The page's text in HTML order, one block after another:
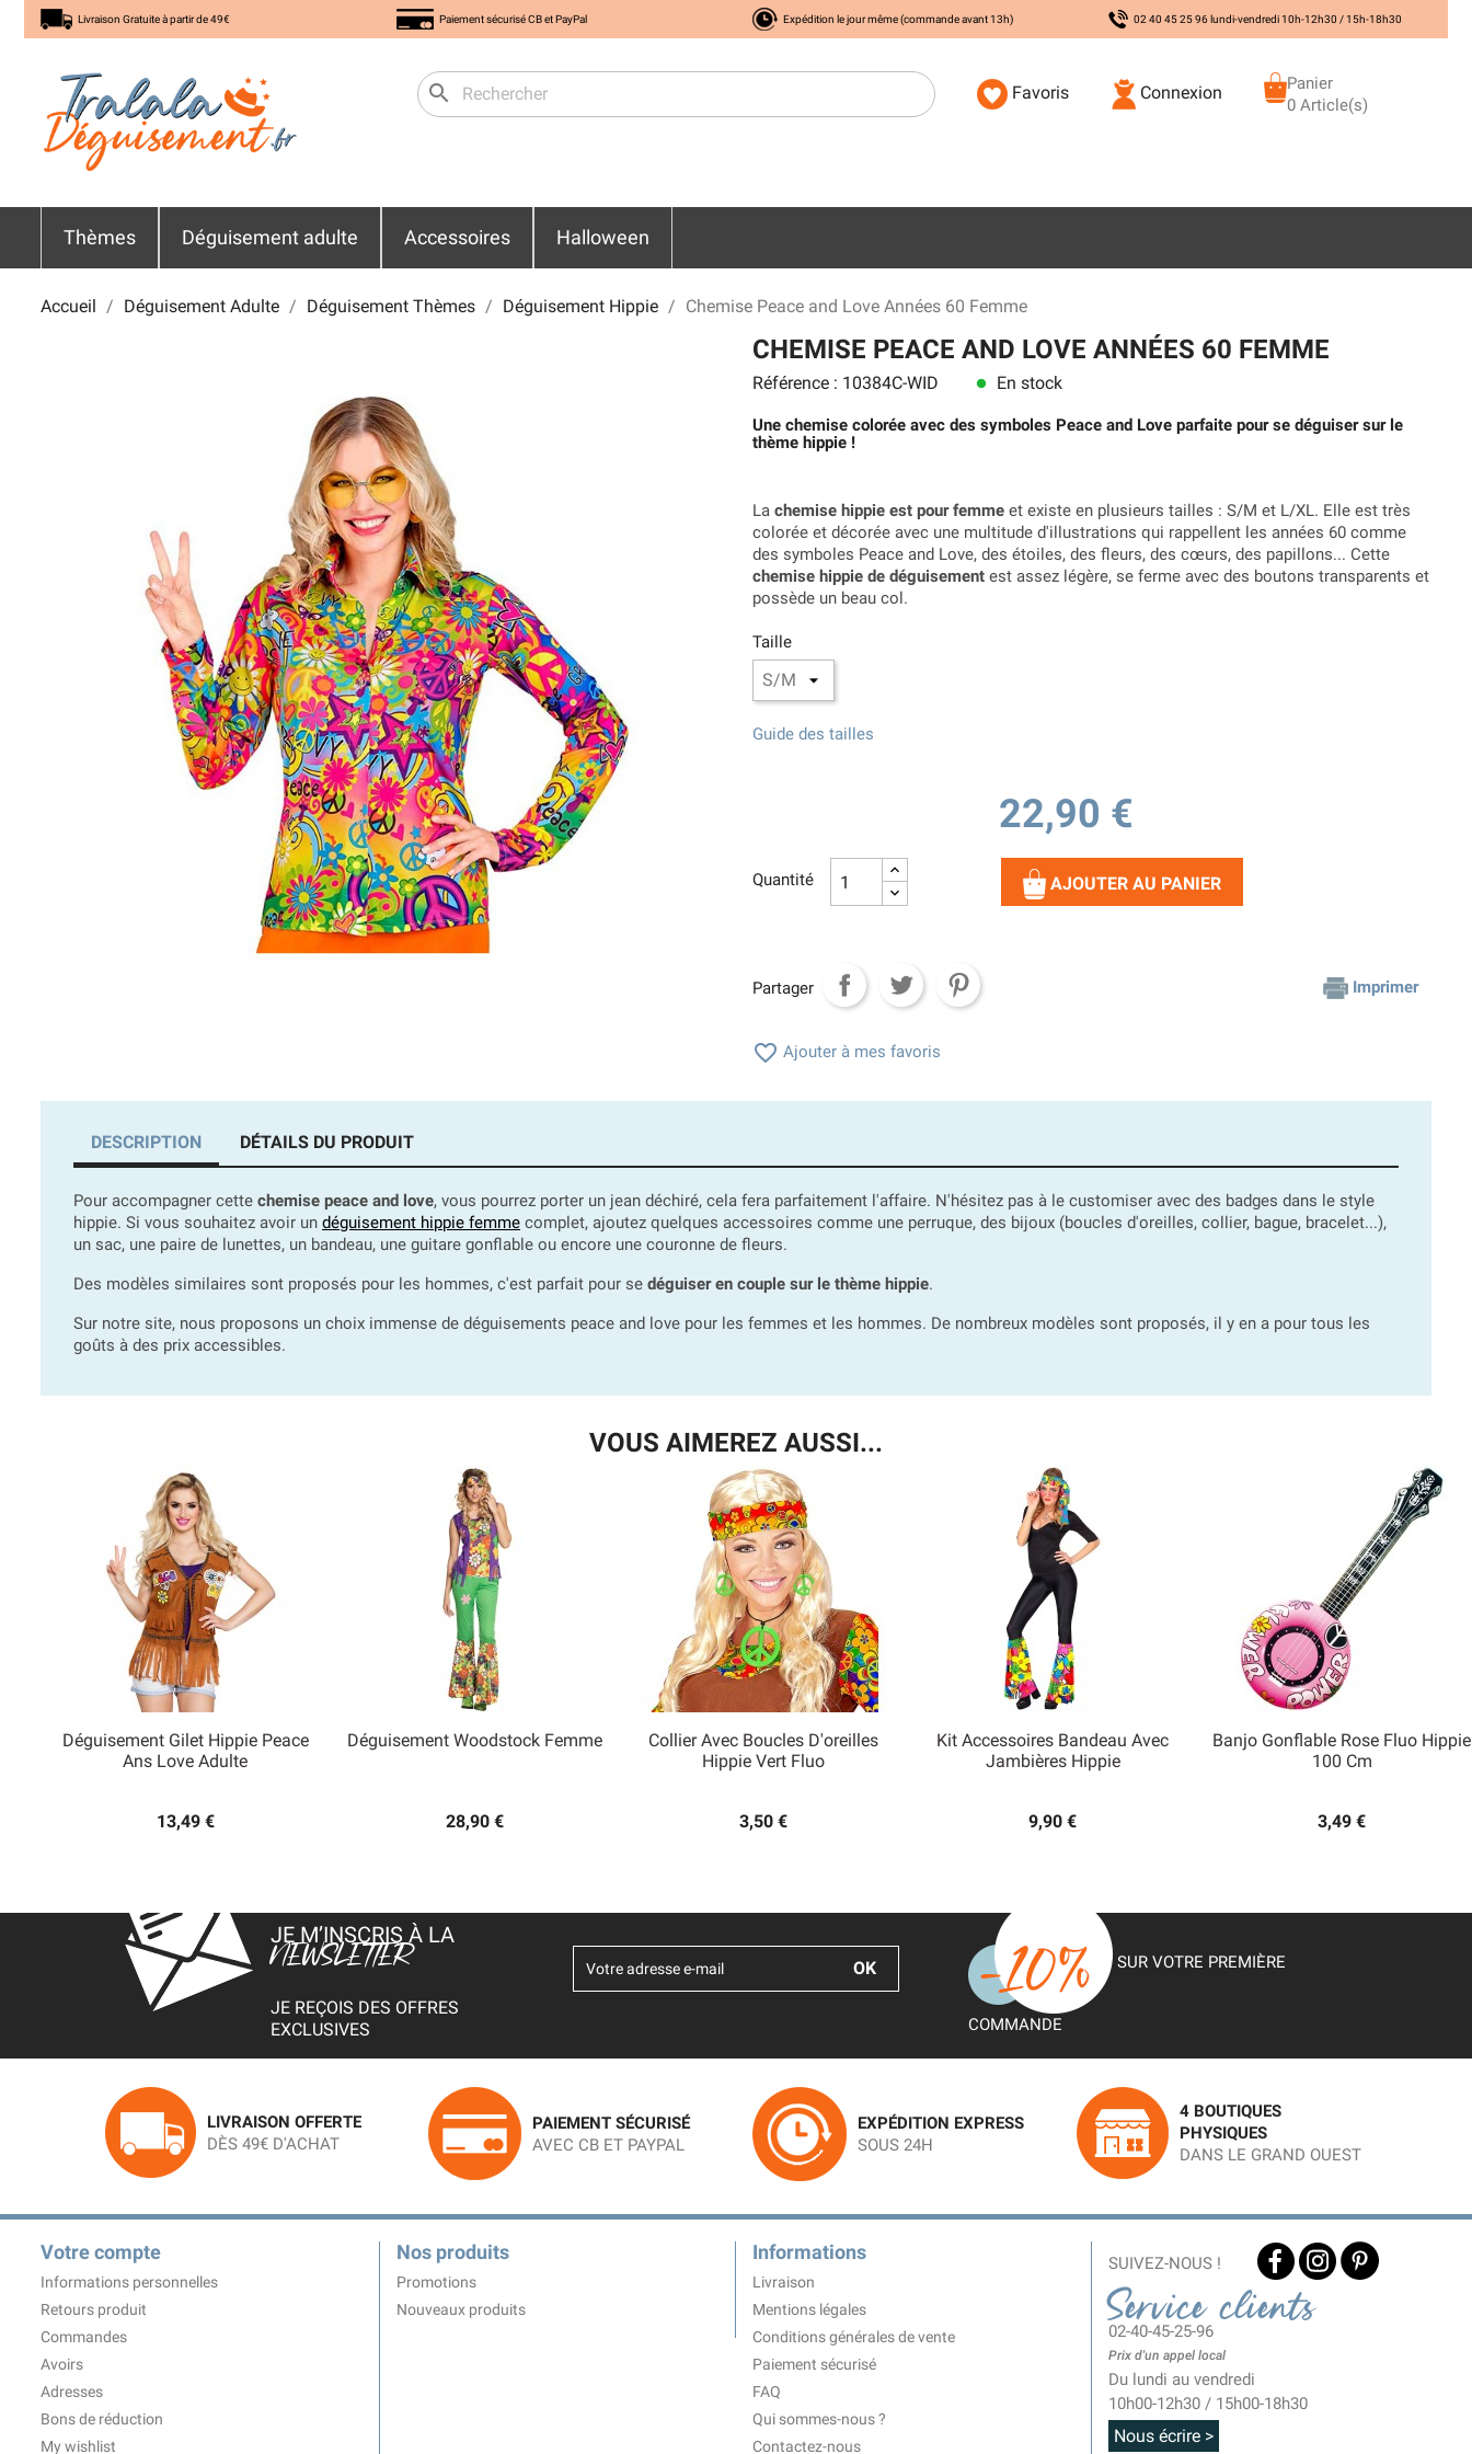
Livraison Gratuite à partir de 49€ Paiement sécurisé CB et PayPal Expédition le jour même (commande avant 13h) 02 40 45 25 96 lundi-vendredi 10h-12h30 / 15h-18h30
search Favoris Connexion
Panier
0 Article(s)
Thèmes Déguisement adulte Accessoires Halloween
Accueil Déguisement Adulte Déguisement Thèmes Déguisement Hippie Chemise Peace and Love Années 60 Femme
CHEMISE PEACE AND LOVE ANNÉES 60 FEMME
Référence : 10384C-WID lens En stock
Une chemise colorée avec des symboles Peace and Love parfaite pour se déguiser sur le
thème hippie !
La chemise hippie est pour femme et existe en plusieurs tailles : S/M et L/XL. Elle est très
colorée et décorée avec une multitude d'illustrations qui rappellent les années 60 comme
des symboles Peace and Love, des étoiles, des fleurs, des cœurs, des papillons... Cette
chemise hippie de déguisement est assez légère, se ferme avec des boutons transparents et
possède un beau col.
Taille
Guide des tailles
22,90 €
Quantité AJOUTER AU PANIER
Partager Imprimer
 Ajouter à mes favoris
DESCRIPTION DÉTAILS DU PRODUIT
Pour accompagner cette chemise peace and love, vous pourrez porter un jean déchiré, cela fera parfaitement l'affaire. N'hésitez pas à le customiser avec des badges dans le style
hippie. Si vous souhaitez avoir un déguisement hippie femme complet, ajoutez quelques accessoires comme une perruque, des bijoux (boucles d'oreilles, collier, bague, bracelet...),
un sac, une paire de lunettes, un bandeau, une guitare gonflable ou encore une couronne de fleurs.
Des modèles similaires sont proposés pour les hommes, c'est parfait pour se déguiser en couple sur le thème hippie.
Sur notre site, nous proposons un choix immense de déguisements peace and love pour les femmes et les hommes. De nombreux modèles sont proposés, il y en a pour tous les
goûts à des prix accessibles.
VOUS AIMEREZ AUSSI...
Déguisement Gilet Hippie Peace
Ans Love Adulte
13,49 €
Aperçu rapide
Déguisement Woodstock Femme
28,90 €
Collier Avec Boucles D'oreilles
Hippie Vert Fluo
3,50 €
Aperçu rapide
Kit Accessoires Bandeau Avec
Jambières Hippie
9,90 €
Aperçu rapide
Banjo Gonflable Rose Fluo Hippie
100 Cm
3,49 €
Aperçu rapide
JE M’INSCRIS À LA
NEWSLETTER
JE REÇOIS DES OFFRES
EXCLUSIVES
SUR VOTRE PREMIÈRE
COMMANDE
LIVRAISON OFFERTE
DÈS 49€ D'ACHAT
PAIEMENT SÉCURISÉ
AVEC CB ET PAYPAL
EXPÉDITION EXPRESS
SOUS 24H
4 BOUTIQUES
PHYSIQUES
DANS LE GRAND OUEST
Votre compte
Informations personnelles
Retours produit
Commandes
Avoirs
Adresses
Bons de réduction
My wishlist
Nos produits
Promotions
Nouveaux produits
Informations
Livraison
Mentions légales
Conditions générales de vente
Paiement sécurisé
FAQ
Qui sommes-nous ?
Contactez-nous
SUIVEZ-NOUS !
Service clients
02-40-45-25-96
Prix d'un appel local
Du lundi au vendredi
10h00-12h30 / 15h00-18h30
Nous écrire >